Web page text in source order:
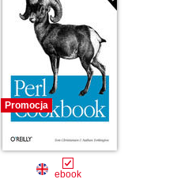
Promocja
ebook